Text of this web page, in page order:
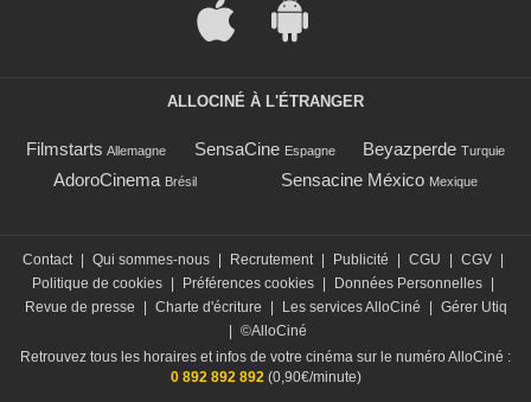
ALLOCINÉ À L'ÉTRANGER
Filmstarts Allemagne SensaCine Espagne Beyazperde Turquie
AdoroCinema Brésil Sensacine México Mexique
Contact | Qui sommes-nous | Recrutement | Publicité | CGU | CGV |
Politique de cookies | Préférences cookies | Données Personnelles |
Revue de presse
| Charte d'écriture | Les services AlloCiné | Gérer Utiq
| ©AlloCiné
Retrouvez tous les horaires et infos de votre cinéma sur le numéro AlloCiné :
0 892 892 892(0,90€/minute)